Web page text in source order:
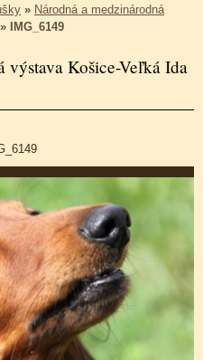
» Národná a medzinárodná
» IMG_6149
výstava Košice-Veľká Ida